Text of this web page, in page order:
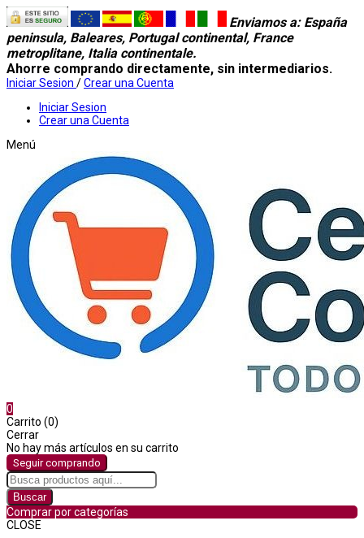
Enviamos a: España
peninsula, Baleares, Portugal continental, France
metroplitane, Italia continentale.
Ahorre comprando directamente, sin intermediarios.
Iniciar Sesion /Crear una Cuenta
Iniciar Sesion
Crear una Cuenta
Menú
0
Carrito (0)
Cerrar
No hay más artículos en su carrito
Seguir comprando
Buscar
Comprar por categorías
CLOSE